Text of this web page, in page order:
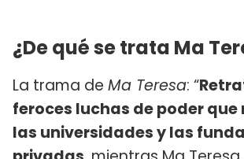
¿De qué se trata Ma
La trama de Ma Teresa: “
feroces luchas de poder que
las universidades y las